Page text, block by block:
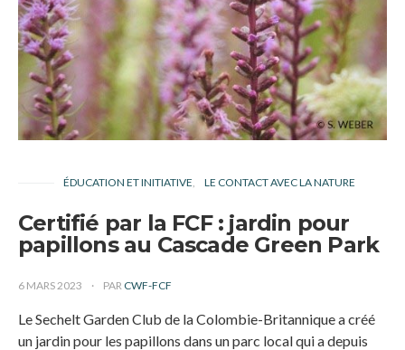
ÉDUCATION ET INITIATIVE LE CONTACT AVEC LA NATURE
Certifié par la FCF : jardin pour
papillons au Cascade Green Park
6 MARS 2023 PAR CWF-FCF
Le Sechelt Garden Club de la Colombie-Britannique a créé
un jardin pour les papillons dans un parc local qui a depuis